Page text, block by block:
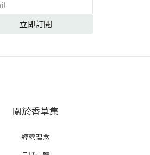
立即訂閱
關於香草集
經營理念